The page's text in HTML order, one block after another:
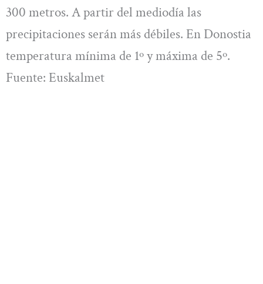
300 metros. A partir del mediodía las
precipitaciones serán más débiles. En Donostia
temperatura mínima de 1º y máxima de 5º.
Fuente: Euskalmet